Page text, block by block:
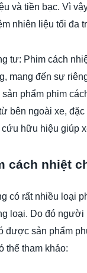
và tiền bạc. Vì
nhiên liệu tối đa
tư: Phim cách
mang đến sự
sản phẩm phim
bên ngoài xe,
hữu hiệu giúp
cách nhiệt
có rất nhiều loại
loại. Do đó
được sản phẩm
thể tham khảo: